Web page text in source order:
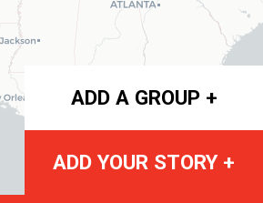
ADD A GROUP +
ADD YOUR STORY +